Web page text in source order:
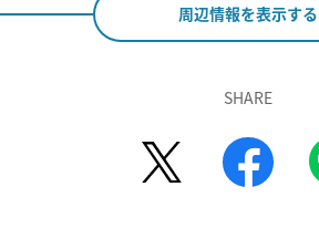
周辺情報を表示する
SHARE